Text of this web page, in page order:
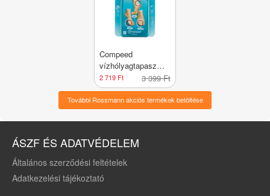
Compeed
vízhólyagtapasz
vegyes méretben -
5 db
2 719 Ft 3 399 Ft
További Rossmann akciós termékek betöltése
ÁSZF ÉS ADATVÉDELEM
Általános szerződési feltételek
Adatkezelési tájékoztató